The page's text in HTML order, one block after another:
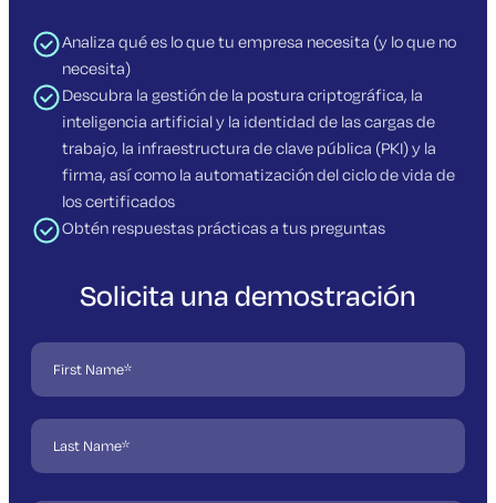
Analiza qué es lo que tu empresa necesita (y lo que no
necesita)
Descubra la gestión de la postura criptográfica, la
inteligencia artificial y la identidad de las cargas de
trabajo, la infraestructura de clave pública (PKI) y la
firma, así como la automatización del ciclo de vida de
los certificados
Obtén respuestas prácticas a tus preguntas
Solicita una demostración